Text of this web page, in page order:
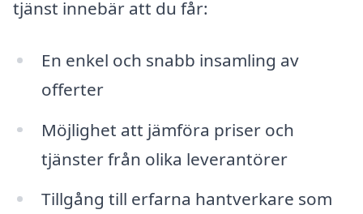
tjänst innebär att du får:
En enkel och snabb insamling av
offerter
Möjlighet att jämföra priser och
tjänster från olika leverantörer
Tillgång till erfarna hantverkare som